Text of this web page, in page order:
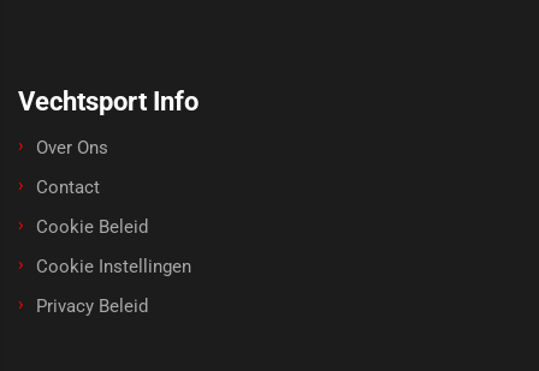
Vechtsport Info
Over Ons
Contact
Cookie Beleid
Cookie Instellingen
Privacy Beleid